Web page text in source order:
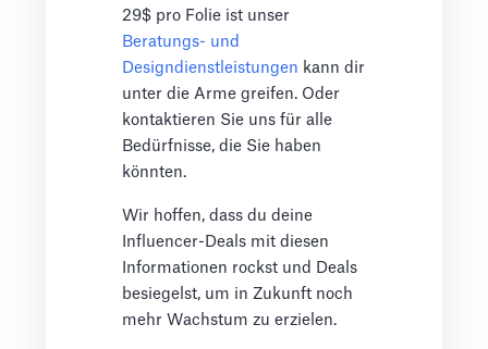
29$ pro Folie ist unser
Beratungs- und
Designdienstleistungen kann dir
unter die Arme greifen. Oder
kontaktieren Sie uns für alle
Bedürfnisse, die Sie haben
könnten.
Wir hoffen, dass du deine
Influencer-Deals mit diesen
Informationen rockst und Deals
besiegelst, um in Zukunft noch
mehr Wachstum zu erzielen.